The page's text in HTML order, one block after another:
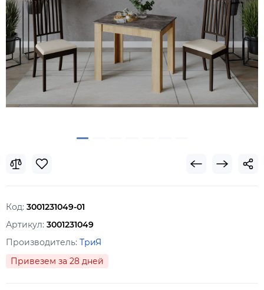
Код: 3001231049-01
Артикул: 3001231049
Производитель: ТриЯ
Привезем за 28 дней